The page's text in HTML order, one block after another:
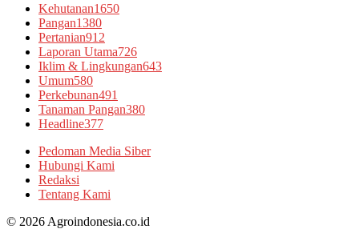
Kehutanan1650
Pangan1380
Pertanian912
Laporan Utama726
Iklim & Lingkungan643
Umum580
Perkebunan491
Tanaman Pangan380
Headline377
Pedoman Media Siber
Hubungi Kami
Redaksi
Tentang Kami
© 2026 Agroindonesia.co.id